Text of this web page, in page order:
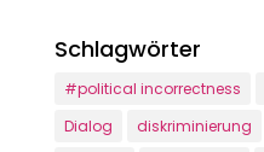
Schlagwörter
#political incorrectness
Dialog
diskriminierung